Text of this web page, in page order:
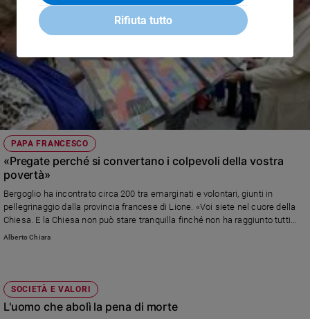
PAPA FRANCESCO
«Pregate perché si convertano i colpevoli della vostra
povertà»
Bergoglio ha incontrato circa 200 tra emarginati e volontari, giunti in
pellegrinaggio dalla provincia francese di Lione. «Voi siete nel cuore della
Chiesa. E la Chiesa non può stare tranquilla finché non ha raggiunto tutti
coloro che sperimentano il rifiuto, l’esclusione e che non contano per
Alberto Chiara
SOCIETÀ E VALORI
L'uomo che abolì la pena di morte
Rifiuta tutto